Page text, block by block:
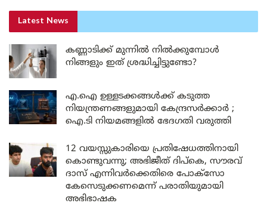
Latest News
കണ്ണാടിക്ക് മുന്നിൽ നിൽക്കുമ്പോൾ
നിങ്ങളും ഇത് ശ്രദ്ധിച്ചിട്ടുണ്ടോ?
എ.ഐ ഉള്ളടക്കങ്ങൾക്ക് കടുത്ത
നിയന്ത്രണങ്ങളുമായി കേന്ദ്രസർക്കാർ ;
ഐ.ടി നിയമങ്ങളിൽ ഭേദഗതി വരുത്തി
12 വയസ്സുകാരിയെ പ്രതിഷേധത്തിനായി
കൊണ്ടുവന്നു; അഭിജീത് ദിപ്കെ, സൗരവ്
ദാസ് എന്നിവർക്കെതിരെ പോക്സോ
കേസെടുക്കണമെന്ന് പരാതിയുമായി
അഭിഭാഷക